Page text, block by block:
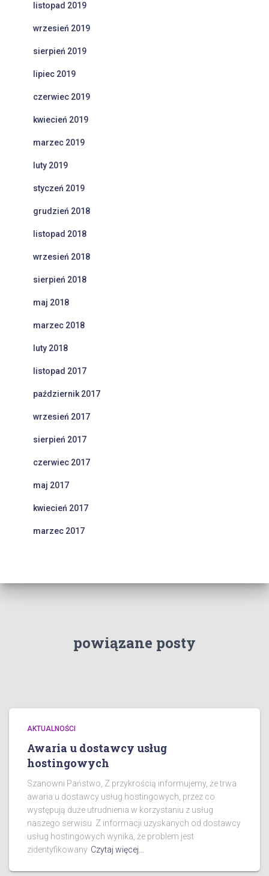
listopad 2019
wrzesień 2019
sierpień 2019
lipiec 2019
czerwiec 2019
kwiecień 2019
marzec 2019
luty 2019
styczeń 2019
grudzień 2018
listopad 2018
wrzesień 2018
sierpień 2018
maj 2018
marzec 2018
luty 2018
listopad 2017
październik 2017
wrzesień 2017
sierpień 2017
czerwiec 2017
maj 2017
kwiecień 2017
marzec 2017
powiązane posty
AKTUALNOŚCI
Awaria u dostawcy usług
hostingowych
Szanowni Państwo, Z przykrością informujemy, że trwa
awaria u dostawcy usług hostingowych, przez co
występują duże utrudnienia w korzystaniu z usług
naszego serwisu. Z informacji uzyskanych od dostawcy
usług hostingowych wynika, że problem jest
zidentyfikowany Czytaj więcej…